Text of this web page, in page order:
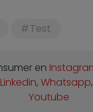
Test
en
Linkedin, Whatsapp,
Youtube